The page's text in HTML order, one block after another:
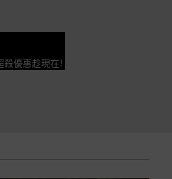
殺優惠趁現在!